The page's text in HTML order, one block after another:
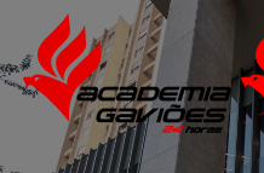
Skip to main content